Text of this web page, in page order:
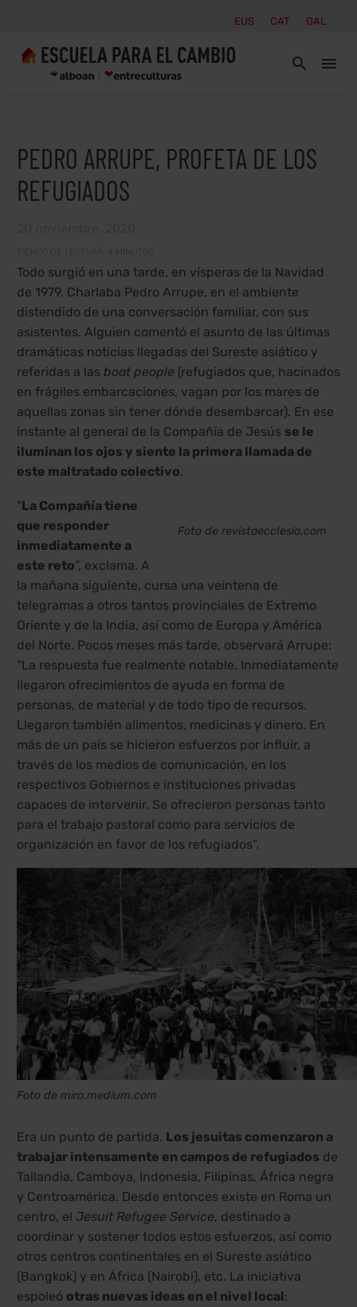
EUS CAT GAL
PEDRO ARRUPE, PROFETA DE LOS
REFUGIADOS
Todo surgió en una tarde, en vísperas de la Navidad
de 1979. Charlaba Pedro Arrupe, en el ambiente
distendido de una conversación familiar, con sus
asistentes. Alguien comentó el asunto de las últimas
dramáticas noticias llegadas del Sureste asiático y
referidas a las boat people (refugiados que, hacinados
en frágiles embarcaciones, vagan por los mares de
aquellas zonas sin tener dónde desembarcar). En ese
instante al general de la Compañía de Jesús se le
iluminan los ojos y siente la primera llamada de
este maltratado colectivo.
Foto de revistaecclesia.com
“La Compañía tiene
que responder
inmediatamente a
este reto”, exclama. A
la mañana siguiente, cursa una veintena de
telegramas a otros tantos provinciales de Extremo
Oriente y de la India, así como de Europa y América
del Norte. Pocos meses más tarde, observará Arrupe:
“La respuesta fue realmente notable. Inmediatamente
llegaron ofrecimientos de ayuda en forma de
personas, de material y de todo tipo de recursos.
Llegaron también alimentos, medicinas y dinero. En
más de un país se hicieron esfuerzos por influir, a
través de los medios de comunicación, en los
respectivos Gobiernos e instituciones privadas
capaces de intervenir. Se ofrecieron personas tanto
para el trabajo pastoral como para servicios de
organización en favor de los refugiados”.
Foto de miro.medium.com
Era un punto de partida. Los jesuitas comenzaron a
trabajar intensamente en campos de refugiados de
Tailandia, Camboya, Indonesia, Filipinas, África negra
y Centroamérica. Desde entonces existe en Roma un
centro, el Jesuit Refugee Service, destinado a
coordinar y sostener todos estos esfuerzos, así como
otros centros continentales en el Sureste asiático
(Bangkok) y en África (Nairobi), etc. La iniciativa
espoleó otras nuevas ideas en el nivel local: